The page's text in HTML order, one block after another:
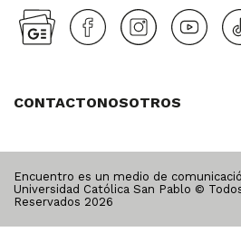
CONTACTONOSOTROS
Encuentro es un medio de
Universidad Católica San Pablo ©
Reservados 2026